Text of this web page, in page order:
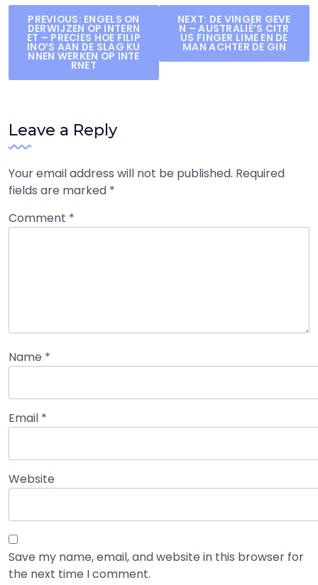
Post
navigation
PREVIOUS: ENGELS ON
DERWIJZEN OP INTERN
ET – PRECIES HOE FILIP
INO’S AAN DE SLAG KU
NNEN WERKEN OP INTE
RNET
NEXT: DE VINGER GEVE
N – AUSTRALIË’S CITR
US FINGER LIME EN DE
MAN ACHTER DE GIN
Leave a Reply
Your email address will not be published. Required
fields are marked *
Comment *
Name *
Email *
Website
Save my name, email, and website in this browser for
the next time I comment.